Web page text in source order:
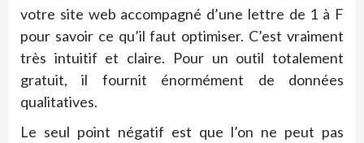
votre site web accompagné d’une lettre de 1 à F
pour savoir ce qu’il faut optimiser. C’est vraiment
très intuitif et claire. Pour un outil totalement
gratuit, il fournit énormément de données
qualitatives.
Le seul point négatif est que l’on ne peut pas